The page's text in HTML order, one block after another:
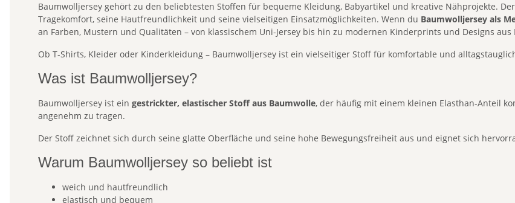
Baumwolljersey gehört zu den beliebtesten Stoffen für bequeme Kleidung, Babyartikel und kreative Nähprojekte.
Tragekomfort, seine Hautfreundlichkeit und seine vielseitigen Einsatzmöglichkeiten. Wenn du Baumwolljersey als
an Farben, Mustern und Qualitäten – von klassischem Uni-Jersey bis hin zu modernen Kinderprints und Designs aus
Ob T-Shirts, Kleider oder Kinderkleidung – Baumwolljersey ist ein vielseitiger Stoff für komfortable und
Was ist Baumwolljersey?
Baumwolljersey ist ein gestrickter, elastischer Stoff aus Baumwolle, der häufig mit einem kleinen Elasthan-Anteil
angenehm zu tragen.
Der Stoff zeichnet sich durch seine glatte Oberfläche und seine hohe Bewegungsfreiheit aus und eignet sich
Warum Baumwolljersey so beliebt ist
weich und hautfreundlich
elastisch und bequem